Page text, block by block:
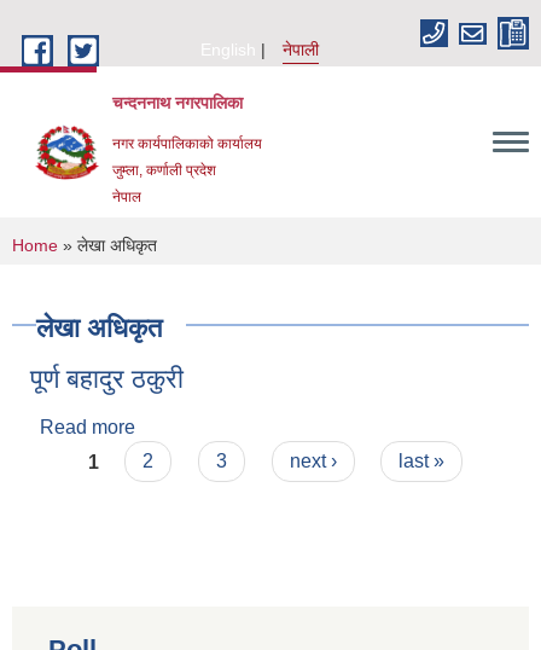
English
नेपाली
चन्दननाथ नगरपालिका
नगर कार्यपालिकाको कार्यालय
जुम्ला, कर्णाली प्रदेश
नेपाल
You are here
Home » लेखा अधिकृत
लेखा अधिकृत
पूर्ण बहादुर ठकुरी
Read more
Pages
1 2 3 next › last »